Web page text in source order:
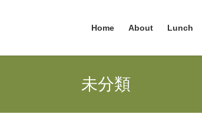
Home About Lunch
未分類